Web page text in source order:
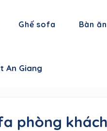
Ghế sofa Bàn ăn
An Giang
phòng